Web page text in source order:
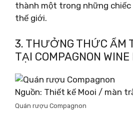
thành một trong những
thế giới.
3. THƯỞNG THỨC ẨM
TẠI COMPAGNON WINE
Nguồn: Thiết kế Mooi / màn
Quán rượu Compagnon